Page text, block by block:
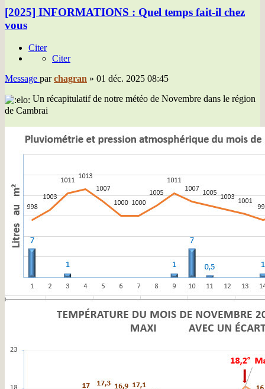
[2025] INFORMATIONS : Quel temps fait-il chez
vous
Citer
Citer
Message parchagran » 01 déc. 2025 08:45
Un récapitulatif de notre météo de Novembre dans le région
de Cambrai